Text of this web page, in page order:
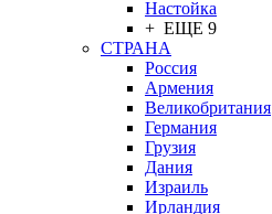
Настойка
+ ЕЩЕ 9
СТРАНА
Россия
Армения
Великобритания
Германия
Грузия
Дания
Израиль
Ирландия